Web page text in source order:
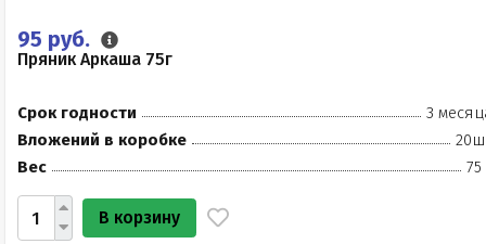
95 руб.
Пряник Аркаша 75г
Срок годности
3
Вложений в коробке
Вес
75
В корзину